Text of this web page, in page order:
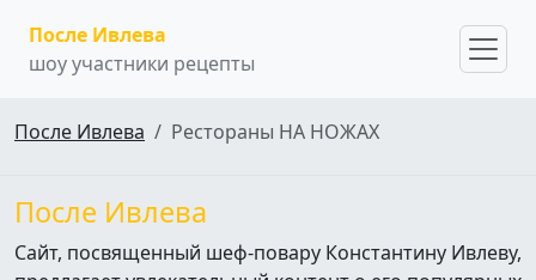
После Ивлева
шоу участники рецепты
После Ивлева Рестораны НА НОЖАХ
После Ивлева
Сайт, посвященный шеф-повару Константину Ивлеву,